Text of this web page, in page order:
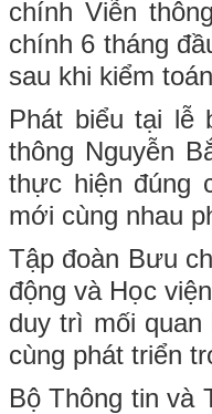
chính Viễn
chính 6 tháng
sau khi kiểm
Phát biểu tại lễ
thông Nguyễn
thực hiện đúng
mới cùng nhau
Tập đoàn Bưu
động và Học
duy trì mối
cùng phát triển
Bộ Thông tin và